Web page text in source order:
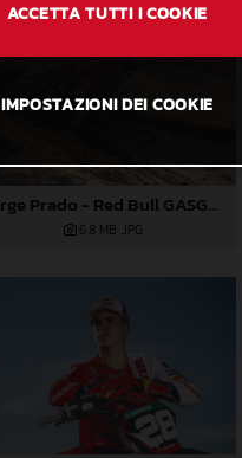
Jorge Prado - Red Bull GASGAS Factory Racing 2024
6,8 MB .JPG
ACCETTA TUTTI I COOKIE
IMPOSTAZIONI DEI COOKIE